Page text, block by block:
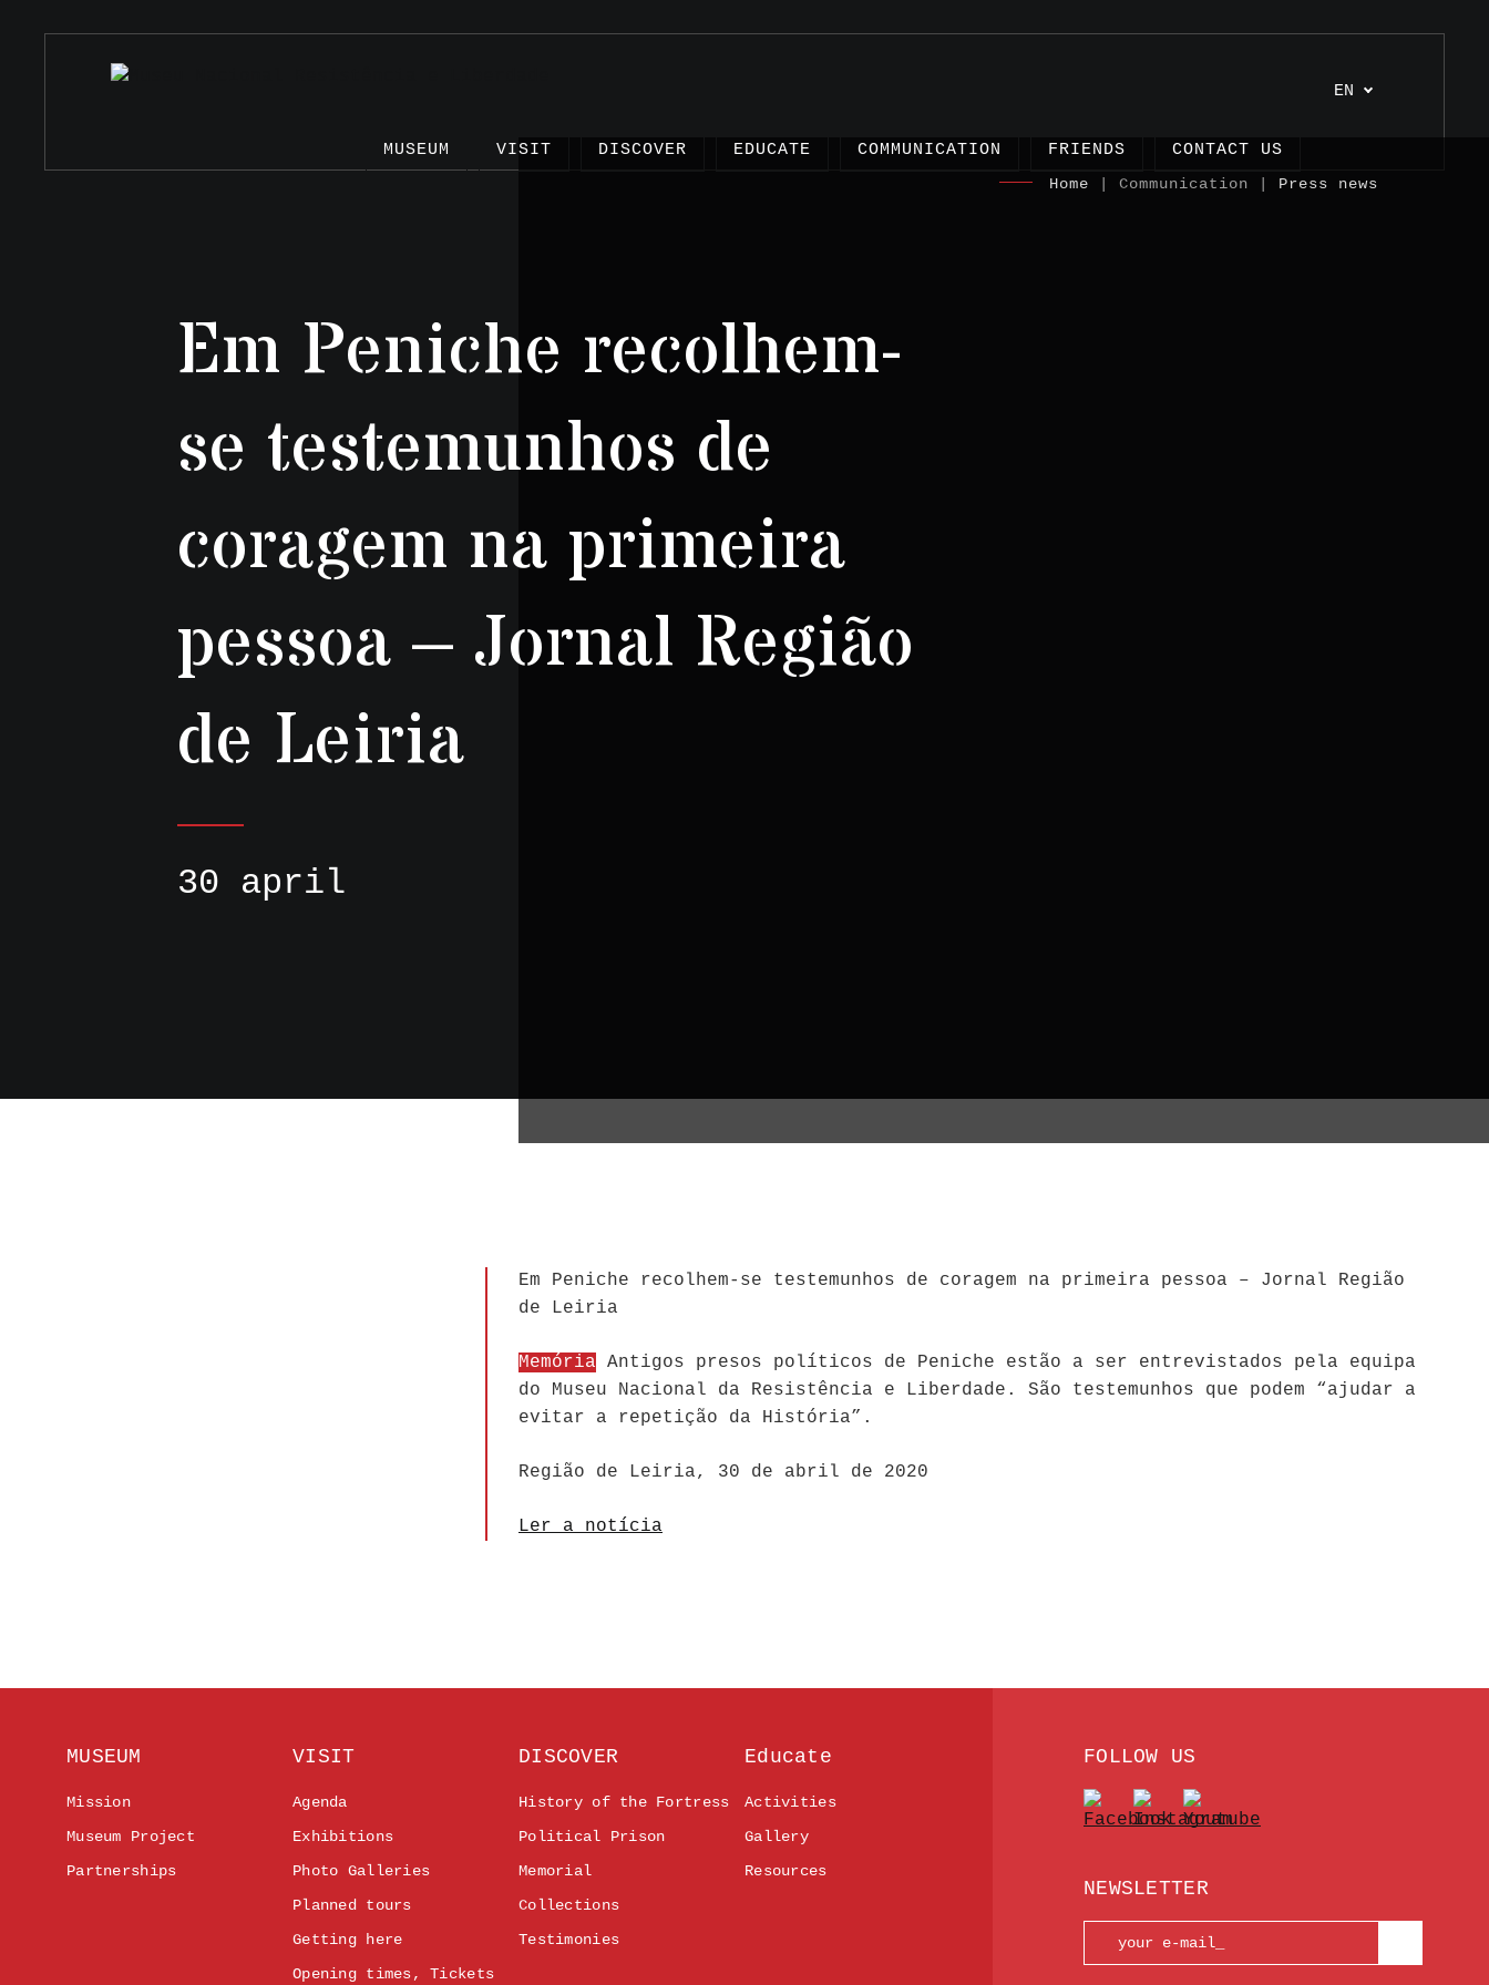
EN
MUSEUM VISIT DISCOVER
Articles
EDUCATE COMMUNICATION FRIENDS CONTACT US
Em Peniche recolhem-
se testemunhos de
coragem na primeira
pessoa – Jornal Região
de Leiria
30 april
Home | Communication | Press news
Em Peniche recolhem-se testemunhos de coragem na primeira pessoa – Jornal Região
de Leiria
Memória Antigos presos políticos de Peniche estão a ser entrevistados pela equipa
do Museu Nacional da Resistência e Liberdade. São testemunhos que podem “ajudar a
evitar a repetição da História”.
Região de Leiria, 30 de abril de 2020
Ler a notícia
MUSEUM
Mission
Museum Project
Partnerships
VISIT
Agenda
Exhibitions
Photo Galleries
Planned tours
Getting here
Opening times, Tickets
DISCOVER
History of the Fortress
Political Prison
Memorial
Collections
Testimonies
Educate
Activities
Gallery
Resources
FOLLOW US
NEWSLETTER